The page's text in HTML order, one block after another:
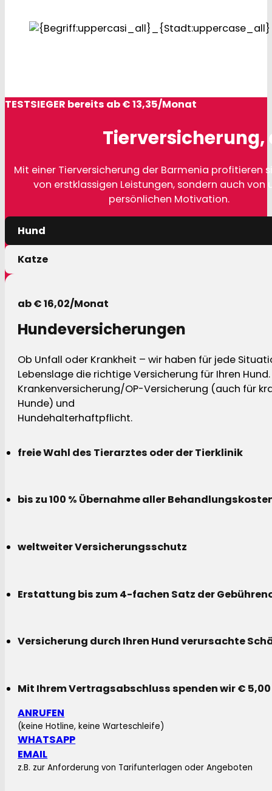
TESTSIEGER bereits ab € 13,35/Monat
Tierversicherung,
Mit einer Tierversicherung der Barmenia profitieren
von erstklassigen Leistungen, sondern auch von
persönlichen Motivation.
Hund
Katze
ab € 16,02/Monat
Hundeversicherungen
Ob Unfall oder Krankheit – wir haben für jede
Lebenslage die richtige Versicherung für Ihren Hund.
Krankenversicherung/OP-Versicherung (auch für
Hunde) und
Hundehalterhaftpflicht.
freie Wahl des Tierarztes oder der Tierklinik
bis zu 100 % Übernahme aller
weltweiter Versicherungsschutz
Erstattung bis zum 4-fachen Satz der
Versicherung durch Ihren Hund verursachte
Mit Ihrem Vertragsabschluss spenden wir €
ANRUFEN
(keine Hotline, keine Warteschleife)
WHATSAPP
EMAIL
z.B. zur Anforderung von Tarifunterlagen oder Angeboten